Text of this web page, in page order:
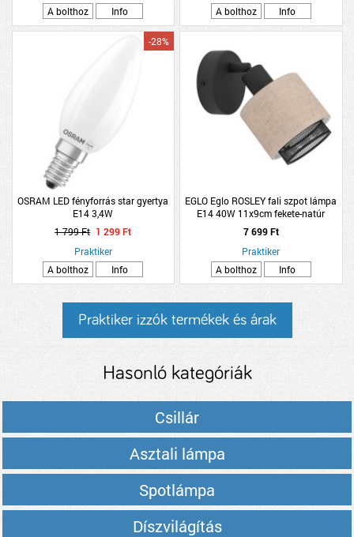
A bolthoz
Info
A bolthoz
Info
OSRAM LED fényforrás star gyertya
E14 3,4W
-28%
1 799 Ft 1 299 Ft
Praktiker
A bolthoz
Info
EGLO Eglo ROSLEY fali szpot lámpa
E14 40W 11x9cm fekete-natúr
7 699 Ft
Praktiker
A bolthoz
Info
Praktiker izzók termékek és árak
Hasonló kategóriák
Csillár
Asztali lámpa
Spotlámpa
Díszvilágítás